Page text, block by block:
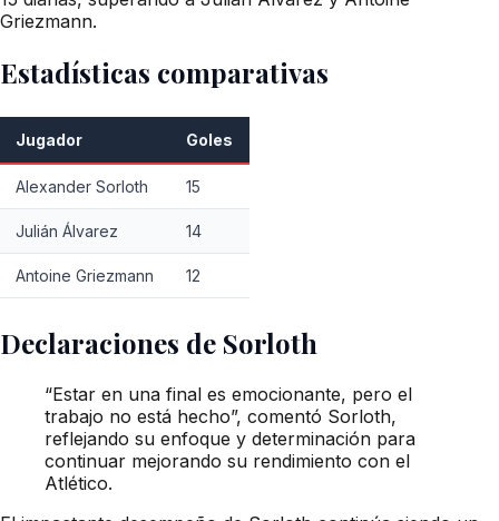
Griezmann.
Estadísticas comparativas
Jugador Goles
Alexander Sorloth 15
Julián Álvarez 14
Antoine Griezmann 12
Declaraciones de Sorloth
“Estar en una final es emocionante, pero el
trabajo no está hecho”, comentó Sorloth,
reflejando su enfoque y determinación para
continuar mejorando su rendimiento con el
Atlético.